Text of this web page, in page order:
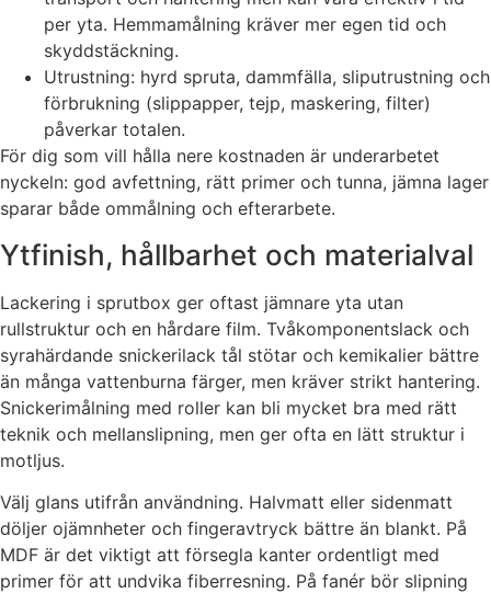
per yta. Hemmamålning kräver mer egen tid och
skyddstäckning.
Utrustning: hyrd spruta, dammfälla, sliputrustning och
förbrukning (slippapper, tejp, maskering, filter)
påverkar totalen.
För dig som vill hålla nere kostnaden är underarbetet
nyckeln: god avfettning, rätt primer och tunna, jämna lager
sparar både ommålning och efterarbete.
Ytfinish, hållbarhet och materialval
Lackering i sprutbox ger oftast jämnare yta utan
rullstruktur och en hårdare film. Tvåkomponentslack och
syrahärdande snickerilack tål stötar och kemikalier bättre
än många vattenburna färger, men kräver strikt hantering.
Snickerimålning med roller kan bli mycket bra med rätt
teknik och mellanslipning, men ger ofta en lätt struktur i
motljus.
Välj glans utifrån användning. Halvmatt eller sidenmatt
döljer ojämnheter och fingeravtryck bättre än blankt. På
MDF är det viktigt att försegla kanter ordentligt med
primer för att undvika fiberresning. På fanér bör slipning